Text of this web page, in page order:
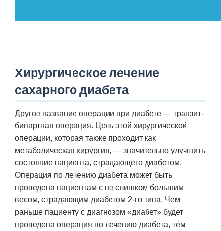
Хирургическое лечение
сахарного диабета
Другое название операции при диабете — транзит-
бипартная операция. Цель этой хирургической
операции, которая также проходит как
метаболическая хирургия, — значительно улучшить
состояние пациента, страдающего диабетом.
Операция по лечению диабета может быть
проведена пациентам с не слишком большим
весом, страдающим диабетом 2-го типа. Чем
раньше пациенту с диагнозом «диабет» будет
проведена операция по лечению диабета, тем